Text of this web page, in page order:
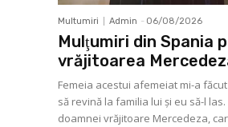
Multumiri Admin - 06/08/2026
Mulţumiri din Spania
vrăjitoarea
Femeia acestui afemeiat mi-a
să revină la familia lui şi eu să-l
doamnei vrăjitoare Mercedeza,